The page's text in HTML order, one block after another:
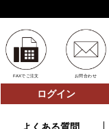
FAXでご注文 お問合わせ
ログイン